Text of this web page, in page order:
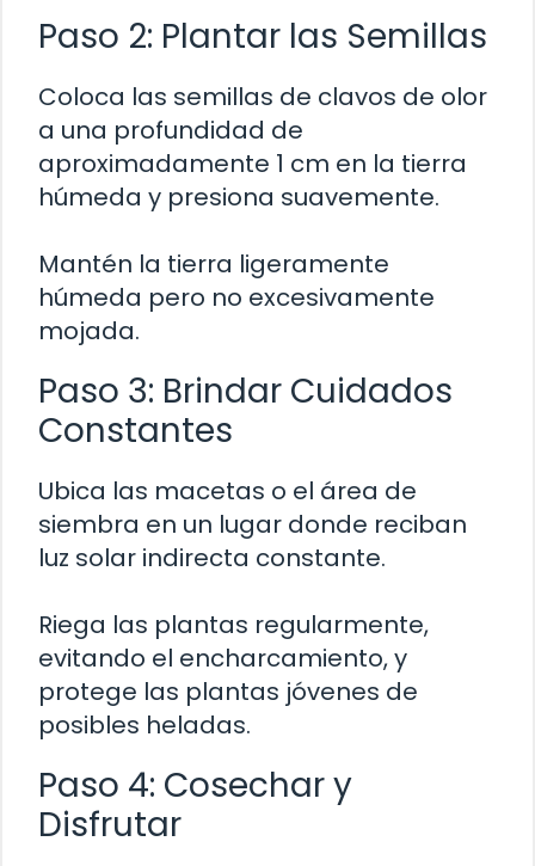
Paso 2: Plantar las Semillas
Coloca las semillas de clavos de olor
a una profundidad de
aproximadamente 1 cm en la tierra
húmeda y presiona suavemente.
Mantén la tierra ligeramente
húmeda pero no excesivamente
mojada.
Paso 3: Brindar Cuidados
Constantes
Ubica las macetas o el área de
siembra en un lugar donde reciban
luz solar indirecta constante.
Riega las plantas regularmente,
evitando el encharcamiento, y
protege las plantas jóvenes de
posibles heladas.
Paso 4: Cosechar y
Disfrutar